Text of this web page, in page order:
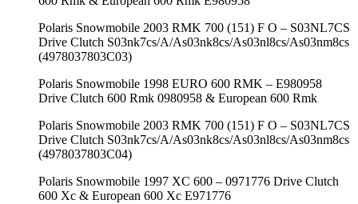
Polaris Snowmobile 2003 RMK 700 (151) F O – S03NL7CS
Drive Clutch S03nk7cs/A/As03nk8cs/As03nl8cs/As03nm8cs
(4978037803C03)
Polaris Snowmobile 1998 EURO 600 RMK – E980958
Drive Clutch 600 Rmk 0980958 & European 600 Rmk
Polaris Snowmobile 2003 RMK 700 (151) F O – S03NL7CS
Drive Clutch S03nk7cs/A/As03nk8cs/As03nl8cs/As03nm8cs
(4978037803C04)
Polaris Snowmobile 1997 XC 600 – 0971776 Drive Clutch
600 Xc & European 600 Xc E971776